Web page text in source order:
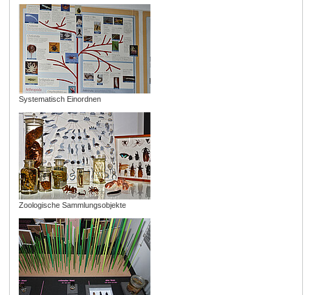
Systematisch Einordnen
Zoologische Sammlungsobjekte